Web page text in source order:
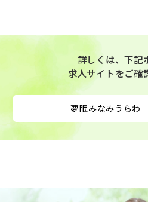
詳しくは、下記
求人サイトをご確
夢眠みなみうらわ